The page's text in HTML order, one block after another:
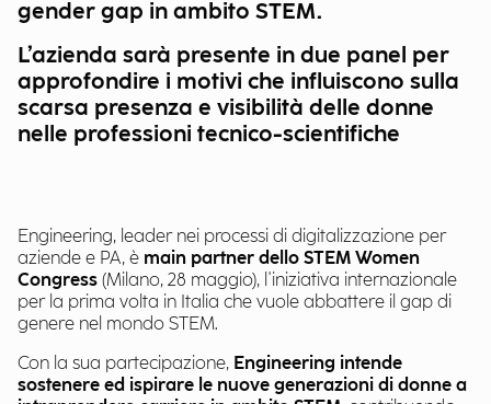
gender gap in ambito STEM.
L’azienda sarà presente in due panel per
approfondire i motivi che influiscono sulla
scarsa presenza e visibilità delle donne
nelle professioni tecnico-scientifiche
Engineering, leader nei processi di digitalizzazione per
aziende e PA, è main partner dello STEM Women
Congress (Milano, 28 maggio), l'iniziativa internazionale
per la prima volta in Italia che vuole abbattere il gap di
genere nel mondo STEM.
Con la sua partecipazione, Engineering intende
sostenere ed ispirare le nuove generazioni di donne a